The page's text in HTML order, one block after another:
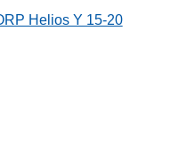
Helios Y 15-20